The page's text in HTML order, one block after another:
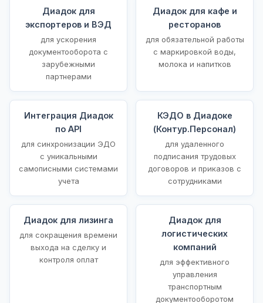
Диадок для
экспортеров и ВЭД
для ускорения
документооборота с
зарубежными
партнерами
Диадок для кафе и
ресторанов
для обязательной работы
с маркировкой воды,
молока и напитков
Интеграция Диадок
по API
для синхронизации ЭДО
с уникальными
самописными системами
учета
КЭДО в Диадоке
(Контур.Персонал)
для удаленного
подписания трудовых
договоров и приказов с
сотрудниками
Диадок для лизинга
для сокращения времени
выхода на сделку и
контроля оплат
Диадок для
логистических
компаний
для эффективного
управления
транспортным
документооборотом